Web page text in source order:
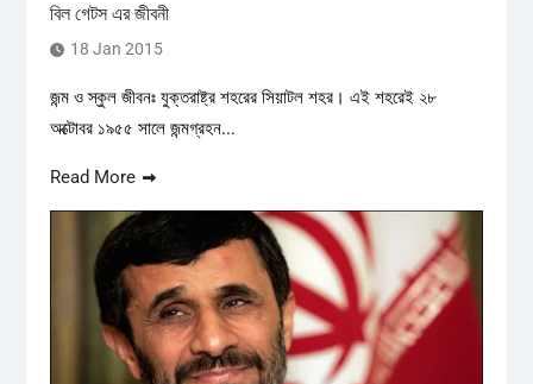
বিল গেটস এর জীবনী
18 Jan 2015
জন্ম ও স্কুল জীবনঃ যুক্তরাষ্ট্র শহরের সিয়াটল শহর। এই শহরেই ২৮
অক্টোবর ১৯৫৫ সালে জন্মগ্রহন...
Read More